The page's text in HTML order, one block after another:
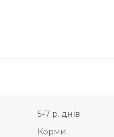
5-7 р. днів
Корми